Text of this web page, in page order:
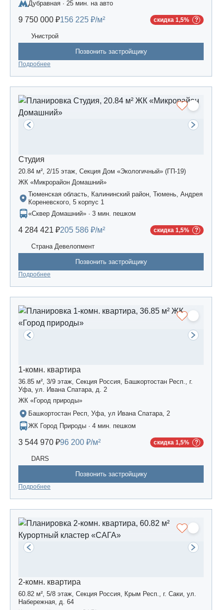
Царево-2», дом 3
Дубравная · 25 мин. на авто
9 750 000 ₽156 225 ₽/м² скидка 1,5%
Унистрой
Позвонить застройщику
Подробнее
Студия
20.84 м², 2/15 этаж, Секция Дом «Экологичный» (ГП-19)
ЖК «Микрорайон Домашний»
Тюменская область, Калининский район, Тюмень, Андрея
Кореневского, 5 корпус 1
«Сквер Домашний» · 3 мин. пешком
4 284 421 ₽205 586 ₽/м² скидка 1,5%
Страна Девелопмент
Позвонить застройщику
Подробнее
1-комн. квартира
36.85 м², 3/9 этаж, Секция Россия, Башкортостан Респ., г.
Уфа, ул. Ивана Спатара, д. 2
ЖК «Город природы»
Башкортостан Респ, Уфа, ул Ивана Спатара, 2
ЖК Город Природы · 4 мин. пешком
3 544 970 ₽96 200 ₽/м² скидка 1,5%
DARS
Позвонить застройщику
Подробнее
2-комн. квартира
60.82 м², 5/8 этаж, Секция Россия, Крым Респ., г. Саки, ул.
Набережная, д. 64